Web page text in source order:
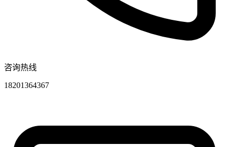
咨询热线
18201364367